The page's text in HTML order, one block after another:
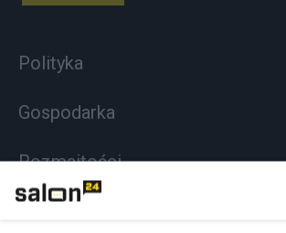
Polityka
Gospodarka
Rozmaitości